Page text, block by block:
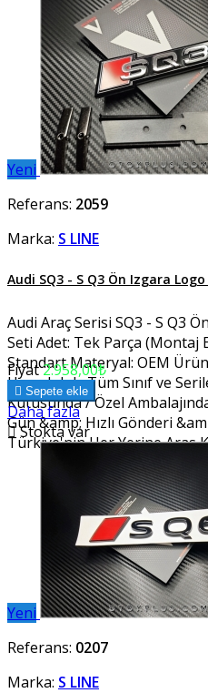
Yeni
Referans: 2059
Marka: S LINE
Audi SQ3 - S Q3 Ön Izgara
Audi Araç Serisi SQ3 - S Q3
Seti Adet: Tek Parça (Montaj
Standart Materyal: OEM
Uyumluluk: Tüm Sınıf ve
Kutusunda / Özel
Gün &amp; Hızlı Gönderi
Türkiye'nin Her Yerine Aras
Fiyat2.958,00₺
 Sepete ekle
Daha fazla
Stokta var
Yeni
Referans: 0207
Marka: S LINE